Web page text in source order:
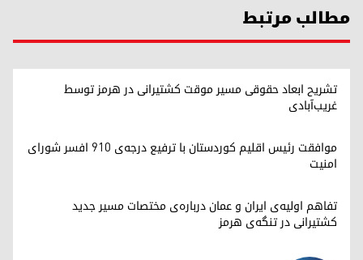
مطالب مرتبط
تشریح ابعاد حقوقی مسیر موقت کشتیرانی در هرمز توسط
غریب‌آبادی
موافقت رئیس اقلیم کوردستان با ترفیع درجه‌ی ۹۱۰ افسر شورای
امنیت
تفاهم اولیه‌ی ایران و عمان درباره‌ی مختصات مسیر جدید
کشتیرانی در تنگه‌ی هرمز